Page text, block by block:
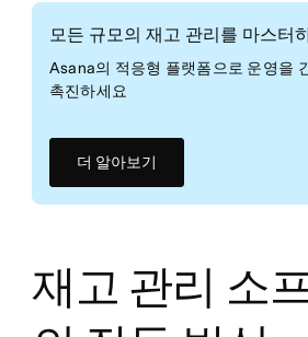
모든 규모의 재고 관리를 마스터
Asana의 적응형 플랫폼으로 운영을
촉진하세요
더 알아보기
재고 관리 소